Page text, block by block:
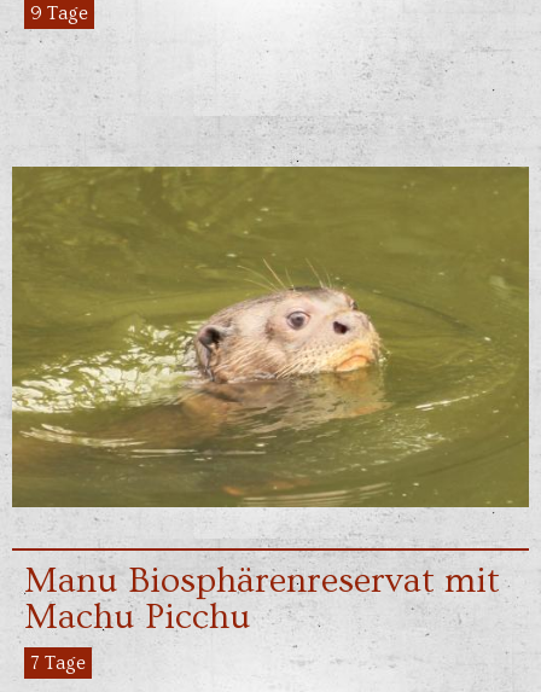
9 Tage
Manu Biosphärenreservat mit
Machu Picchu
7 Tage